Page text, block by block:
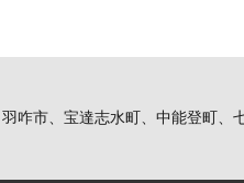
咋市、宝達志水町、中能登町